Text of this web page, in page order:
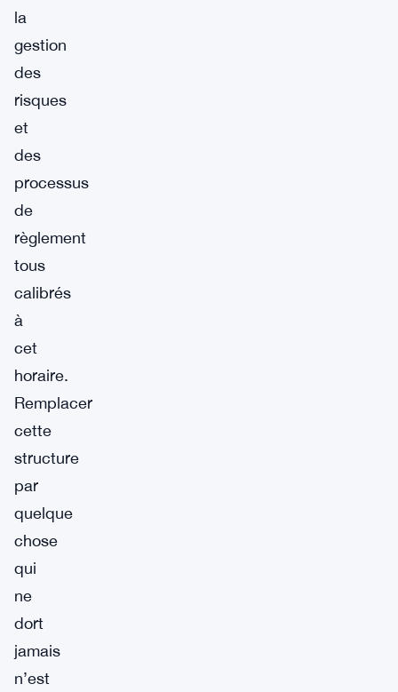
la
gestion
des
risques
et
des
processus
de
règlement
tous
calibrés
à
cet
horaire.
Remplacer
cette
structure
par
quelque
chose
qui
ne
dort
jamais
n’est